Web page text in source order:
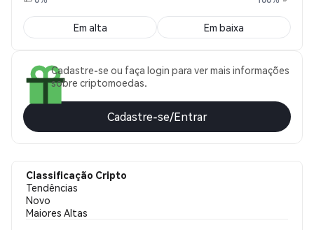
Em alta Em baixa
Cadastre-se ou faça login para ver mais informações
sobre criptomoedas.
Cadastre-se/Entrar
Classificação Cripto
Tendências
Novo
Maiores Altas